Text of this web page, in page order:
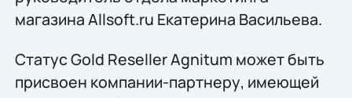
магазина Allsoft.ru Екатерина Васильева.
Статус Gold Reseller Agnitum может быть
присвоен компании-партнеру, имеющей